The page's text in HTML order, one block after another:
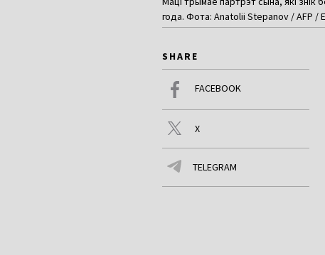
года. Фота: Anatolii Stepanov / AFP /
SHARE
FACEBOOK
X
TELEGRAM